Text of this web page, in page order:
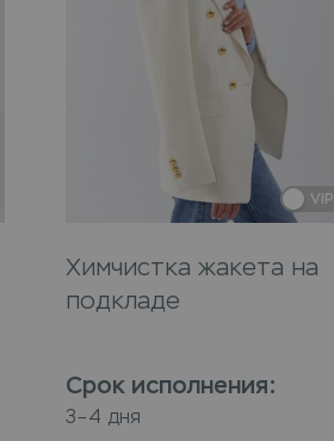
VIP
Химчистка жакета на
подкладе
Срок исполнения:
3–4 дня